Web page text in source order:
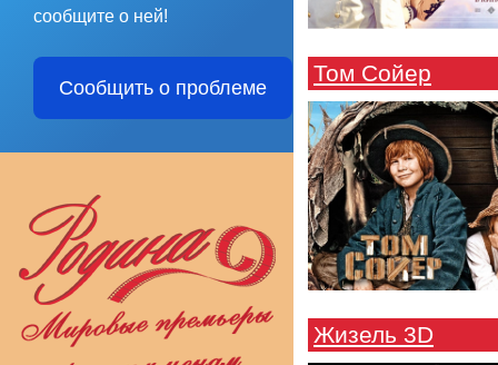
сообщите о ней!
Сообщить о проблеме
Том Сойер
Жизель 3D